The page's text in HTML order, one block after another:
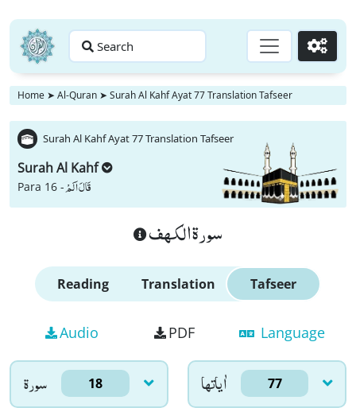
Search Go
Home ➤ Al-Quran ➤ Surah Al Kahf Ayat 77 Translation Tafseer
Surah Al Kahf Ayat 77 Translation Tafseer
Surah Al Kahf
Para 16 -قَالَ اَلَمْ
سورة الكهف
Reading Translation Tafseer
Audio PDF Language
سورۃ 18 اٰياتها 77